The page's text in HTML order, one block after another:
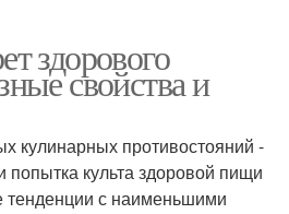
здорового
свойства и
кулинарных противостояний -
культа здоровой пищи
тенденции с наименьшими